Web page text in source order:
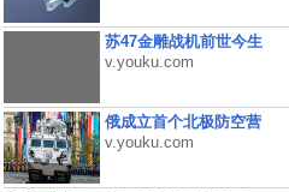
苏47金雕战机前世今生
v.youku.com
俄成立首个北极防空营
v.youku.com